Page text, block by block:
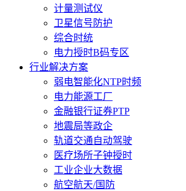
计量测试仪
卫星信号防护
综合时统
电力授时B码专区
行业解决方案
弱电智能化NTP时频
电力能源工厂
金融银行证券PTP
地震局等政企
轨道交通自动驾驶
医疗场所子钟授时
工业企业大数据
航空航天/国防